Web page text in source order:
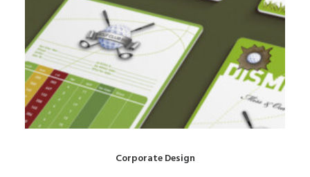
Corporate Design